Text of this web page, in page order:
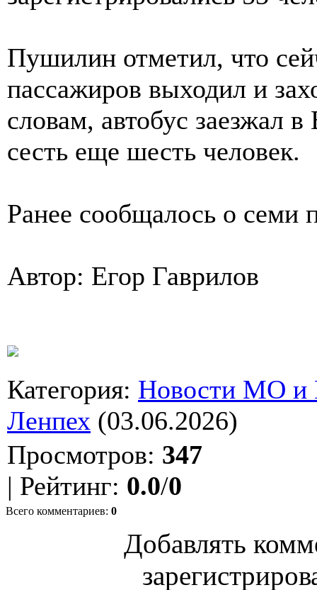
Пушилин отметил, что
пассажиров выходил и
словам, автобус заезжал
сесть еще шесть человек.
Ранее сообщалось о семи
Автор: Егор Гаврилов
Категория: Новости МО
Ленпех (03.06.2026)
Просмотров: 347
| Рейтинг: 0.0/0
Всего комментариев: 0
Добавлять